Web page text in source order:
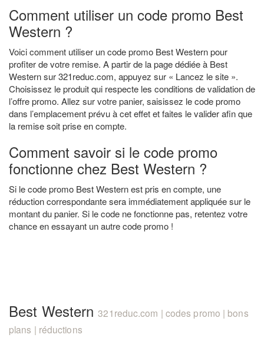
Comment utiliser un code promo Best
Western ?
Voici comment utiliser un code promo Best Western pour
profiter de votre remise. A partir de la page dédiée à Best
Western sur 321reduc.com, appuyez sur « Lancez le site ».
Choisissez le produit qui respecte les conditions de validation de
l’offre promo. Allez sur votre panier, saisissez le code promo
dans l’emplacement prévu à cet effet et faites le valider afin que
la remise soit prise en compte.
Comment savoir si le code promo
fonctionne chez Best Western ?
Si le code promo Best Western est pris en compte, une
réduction correspondante sera immédiatement appliquée sur le
montant du panier. Si le code ne fonctionne pas, retentez votre
chance en essayant un autre code promo !
Best Western321reduc.com | codes promo | bons
plans | réductions